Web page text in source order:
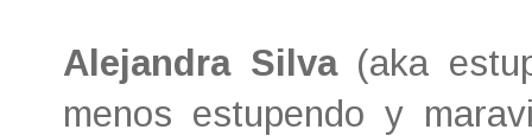
Alejandra Silva(aka
menos estupendo y